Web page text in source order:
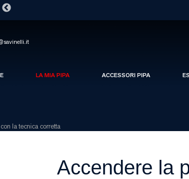
LA MIA PIPA ACCESSORI PIPA
la tecnica corretta
Accendere la